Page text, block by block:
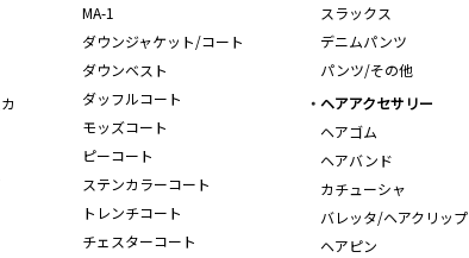
MA-1
ダウンジャケット/コート
ダウンベスト
ダッフルコート
モッズコート
ピーコート
ステンカラーコート
トレンチコート
チェスターコート
スラックス
デニムパンツ
パンツ/その他
ヘアアクセサリー
ヘアゴム
ヘアバンド
カチューシャ
バレッタ/ヘアクリップ
ヘアピン